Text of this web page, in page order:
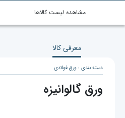
مشاهده لیست کالاها
معرفی کالا
دسته بندی : ورق فولادی
ورق گالوانیزه